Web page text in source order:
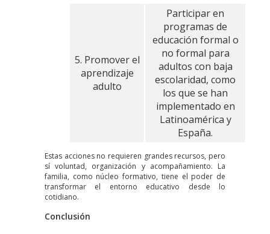
5. Promover el
aprendizaje
adulto
Participar en
programas de
educación formal o
no formal para
adultos con baja
escolaridad, como
los que se han
implementado en
Latinoamérica y
España.
Estas acciones no requieren grandes recursos, pero
sí voluntad, organización y acompañamiento. La
familia, como núcleo formativo, tiene el poder de
transformar el entorno educativo desde lo
cotidiano.
Conclusión